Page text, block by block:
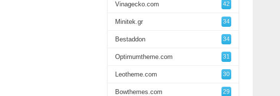
Vinagecko.com 42
Minitek.gr 34
Bestaddon 34
Optimumtheme.com 31
Leotheme.com 30
Bowthemes.com 29